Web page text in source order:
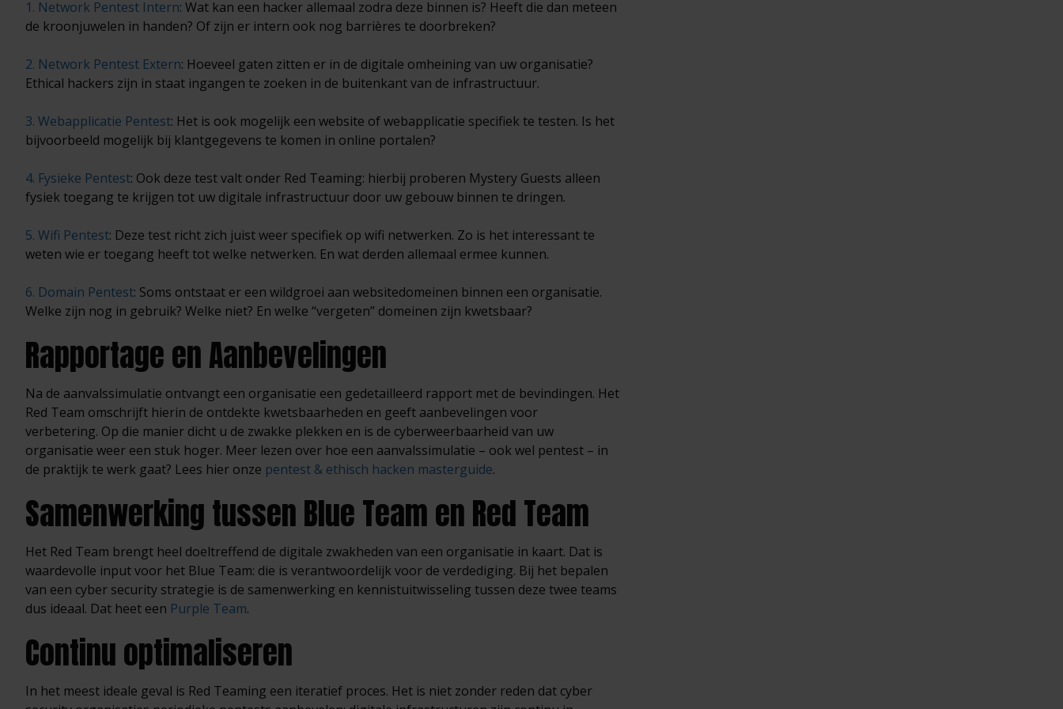
1. Network Pentest Intern: Wat kan een hacker allemaal zodra deze binnen is? Heeft die dan meteen
de kroonjuwelen in handen? Of zijn er intern ook nog barrières te doorbreken?
2. Network Pentest Extern: Hoeveel gaten zitten er in de digitale omheining van uw organisatie?
Ethical hackers zijn in staat ingangen te zoeken in de buitenkant van de infrastructuur.
3. Webapplicatie Pentest: Het is ook mogelijk een website of webapplicatie specifiek te testen. Is het
bijvoorbeeld mogelijk bij klantgegevens te komen in online portalen?
4. Fysieke Pentest: Ook deze test valt onder Red Teaming: hierbij proberen Mystery Guests alleen
fysiek toegang te krijgen tot uw digitale infrastructuur door uw gebouw binnen te dringen.
5. Wifi Pentest: Deze test richt zich juist weer specifiek op wifi netwerken. Zo is het interessant te
weten wie er toegang heeft tot welke netwerken. En wat derden allemaal ermee kunnen.
6. Domain Pentest: Soms ontstaat er een wildgroei aan websitedomeinen binnen een organisatie.
Welke zijn nog in gebruik? Welke niet? En welke “vergeten” domeinen zijn kwetsbaar?
Rapportage en Aanbevelingen
Na de aanvalssimulatie ontvangt een organisatie een gedetailleerd rapport met de bevindingen. Het
Red Team omschrijft hierin de ontdekte kwetsbaarheden en geeft aanbevelingen voor
verbetering. Op die manier dicht u de zwakke plekken en is de cyberweerbaarheid van uw
organisatie weer een stuk hoger. Meer lezen over hoe een aanvalssimulatie – ook wel pentest – in
de praktijk te werk gaat? Lees hier onze pentest & ethisch hacken masterguide.
Samenwerking tussen Blue Team en Red Team
Het Red Team brengt heel doeltreffend de digitale zwakheden van een organisatie in kaart. Dat is
waardevolle input voor het Blue Team: die is verantwoordelijk voor de verdediging. Bij het bepalen
van een cyber security strategie is de samenwerking en kennistuitwisseling tussen deze twee teams
dus ideaal. Dat heet een Purple Team.
Continu optimaliseren
In het meest ideale geval is Red Teaming een iteratief proces. Het is niet zonder reden dat cyber